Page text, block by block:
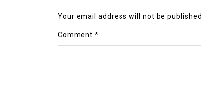
Your email address will not be published.
Comment *